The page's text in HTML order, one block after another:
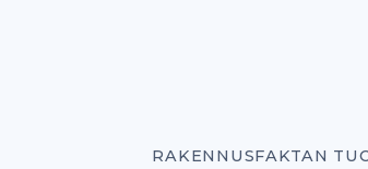
RAKENNUSFAKTAN